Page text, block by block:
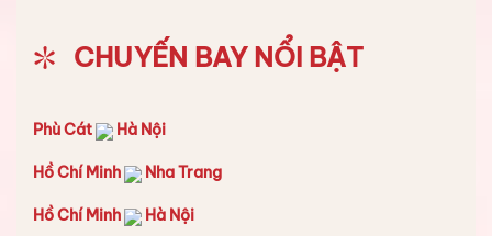
CHUYẾN BAY NỔI BẬT
Phù Cát Hà Nội
Hồ Chí Minh Nha Trang
Hồ Chí Minh Hà Nội